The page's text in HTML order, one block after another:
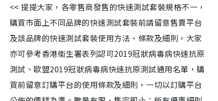
<< 提提大家，各零售商發售的快速測試套裝規格不一，
購買市面上不同品牌的快速測試套裝前請留意售賣平台
及該品牌的快速測試套裝使用方法、條款及細則，大家
亦可參考香港衞生署表列認可2019冠狀病毒病快速抗原
測試、歐盟2019冠狀病毒病快速抗原測試通用名單，購
買前留意訂購平台的使用條款及細則，一切以訂購平台